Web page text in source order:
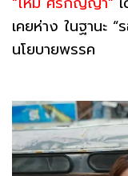
เคยห่าง ในฐานะ
นโยบายพรรค